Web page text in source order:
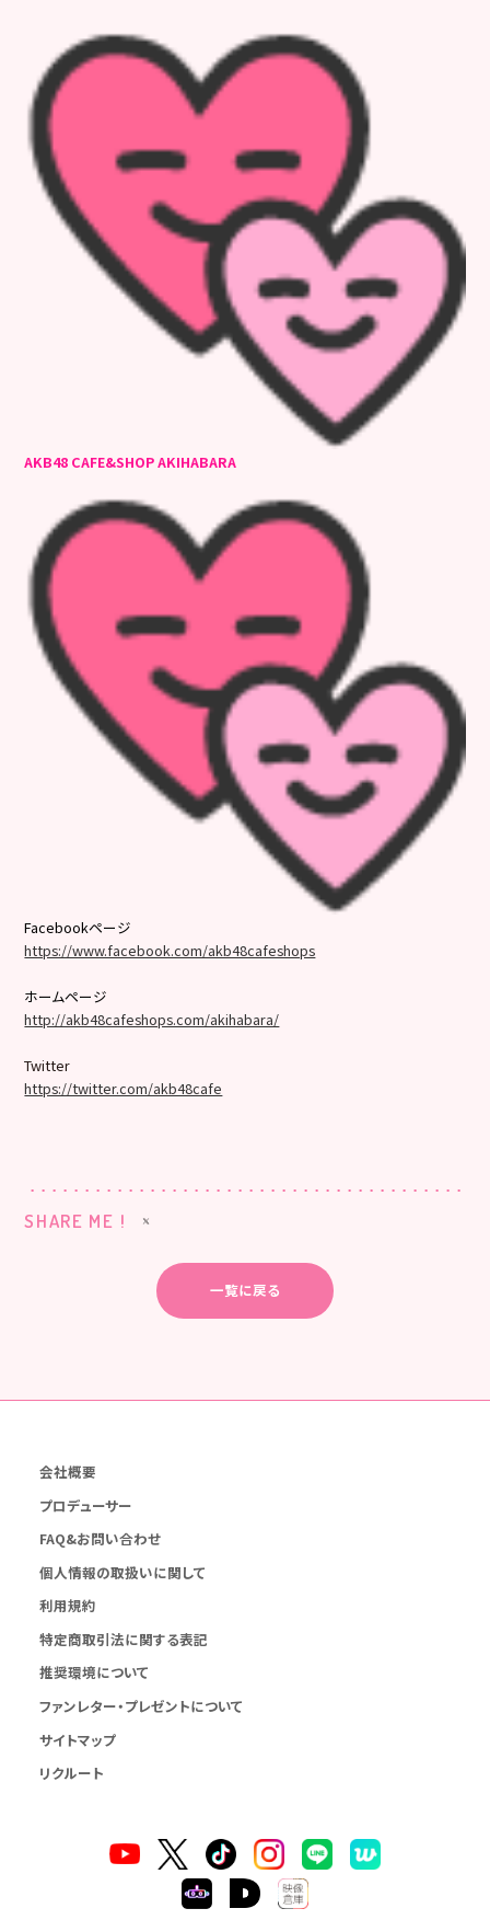
AKB48 CAFE&SHOP AKIHABARA
Facebookページ
https://www.facebook.com/akb48cafeshops
ホームページ
http://akb48cafeshops.com/akihabara/
Twitter
https://twitter.com/akb48cafe
SHARE ME !
一覧に戻る
会社概要
プロデューサー
FAQ&お問い合わせ
個人情報の取扱いに関して
利用規約
特定商取引法に関する表記
推奨環境について
ファンレター・プレゼントについて
サイトマップ
リクルート